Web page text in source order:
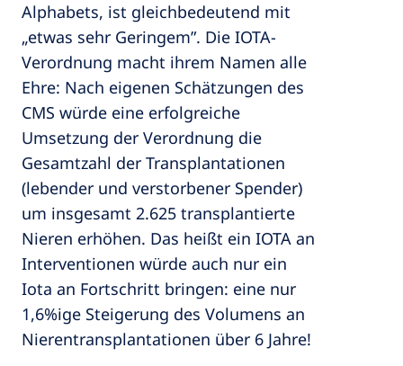
Alphabets, ist gleichbedeutend mit
„etwas sehr Geringem”. Die IOTA-
Verordnung macht ihrem Namen alle
Ehre: Nach eigenen Schätzungen des
CMS würde eine erfolgreiche
Umsetzung der Verordnung die
Gesamtzahl der Transplantationen
(lebender und verstorbener Spender)
um insgesamt 2.625 transplantierte
Nieren erhöhen. Das heißt ein IOTA an
Interventionen würde auch nur ein
Iota an Fortschritt bringen: eine nur
1,6%ige Steigerung des Volumens an
Nierentransplantationen über 6 Jahre!